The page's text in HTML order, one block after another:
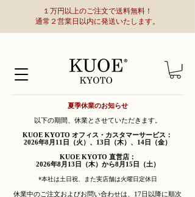
１万円以上のご注文で送料無料！
通常２営業日以内に発送いたします。
夏季休業のお知らせ
以下の期間、休業とさせていただきます。
KUOE KYOTO オフィス・カスタマーサービス：
2026年8月11日（火）、13日（木）、14日（金）
KUOE KYOTO 直営店：
2026年8月13日（木）から8月15日（土）
*本社は土日祝、また実店舗は火曜日定休日
休業中のご注文およびお問い合わせは、17日以降に順次